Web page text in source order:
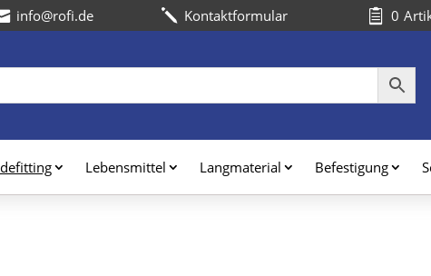
j Kontaktformular  0
Lebensmittel Langmaterial Befestigung